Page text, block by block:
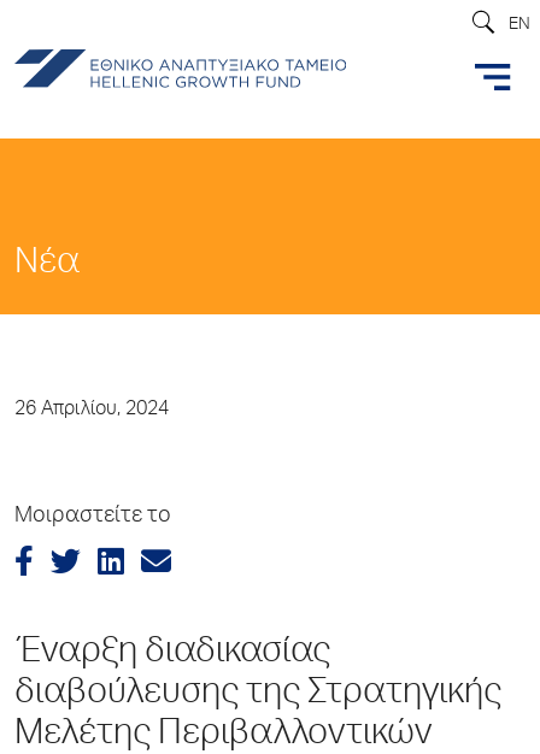
EN
Νέα
26 Απριλίου, 2024
Μοιραστείτε το
Έναρξη διαδικασίας
διαβούλευσης της Στρατηγικής
Μελέτης Περιβαλλοντικών